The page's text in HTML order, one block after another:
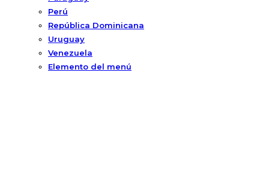
Perú
República Dominicana
Uruguay
Venezuela
Elemento del menú